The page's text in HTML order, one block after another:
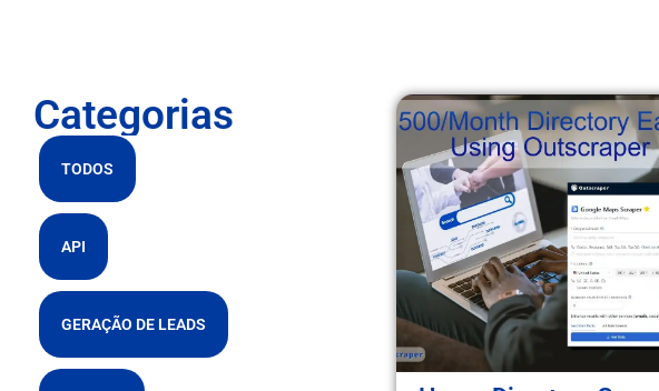
Categorias
TODOS
API
GERAÇÃO DE LEADS